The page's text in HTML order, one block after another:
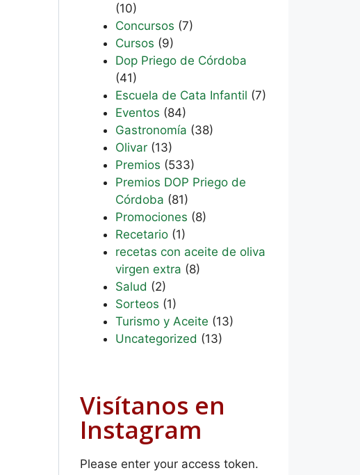
(10)
Concursos (7)
Cursos (9)
Dop Priego de Córdoba
(41)
Escuela de Cata Infantil (7)
Eventos (84)
Gastronomía (38)
Olivar(13)
Premios (533)
Premios DOP Priego de
Córdoba (81)
Promociones (8)
Recetario(1)
recetas con aceite de oliva
virgen extra (8)
Salud (2)
Sorteos (1)
Turismo y Aceite (13)
Uncategorized (13)
Visítanos en
Instagram
Please enter your access token.